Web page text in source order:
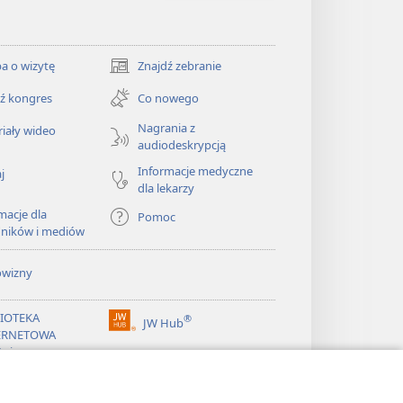
o wizytę Znajdź zebranie
(opens
new
window)
kongres
Co nowego
wideo
Nagrania z
audiodeskrypcją
Informacje medyczne
dla lekarzy
dla
i mediów
Pomoc
JW Hub®
(opens
new